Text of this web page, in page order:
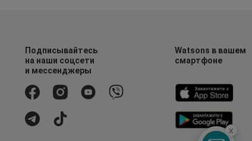
Подписывайтесь
на наши соцсети
и мессенджеры
Watsons в вашем
смартфоне
x